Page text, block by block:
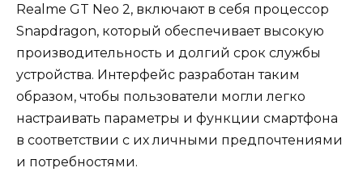
Realme GT Neo 2, включают в себя процессор
Snapdragon, который обеспечивает высокую
производительность и долгий срок службы
устройства. Интерфейс разработан таким
образом, чтобы пользователи могли легко
настраивать параметры и функции смартфона
в соответствии с их личными предпочтениями
и потребностями.